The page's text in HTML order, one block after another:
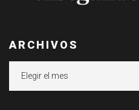
ARCHIVOS